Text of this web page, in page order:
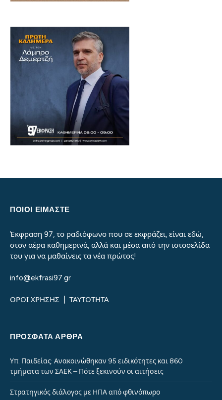
ΠΟΙΟΙ ΕΙΜΑΣΤΕ
Έκφραση 97, το ραδιόφωνο που σε εκφράζει, είναι εδώ,
στον αέρα καθημερινά, αλλά και μέσα από την ιστοσελίδα
του για να μαθαίνεις τα νέα πρώτος!
info@ekfrasi97.gr
ΟΡΟΙ ΧΡΗΣΗΣ ΤΑΥΤΟΤΗΤΑ
ΠΡΌΣΦΑΤΑ ΆΡΘΡΑ
Υπ. Παιδείας: Ανακοινώθηκαν 95 ειδικότητες και 860
τμήματα των ΣΑΕΚ – Πότε ξεκινούν οι αιτήσεις
Στρατηγικός διάλογος με ΗΠΑ από φθινόπωρο